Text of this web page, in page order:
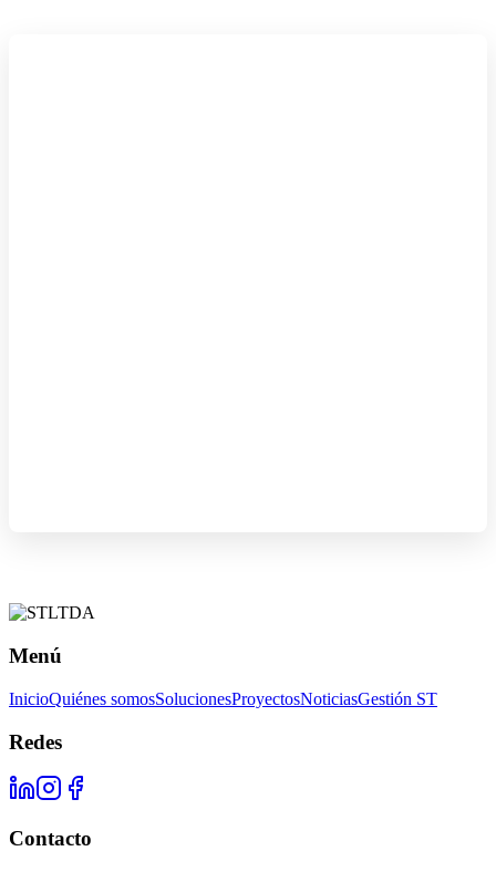
Menú
InicioQuiénes somosSolucionesProyectosNoticiasGestión ST
Redes
Contacto